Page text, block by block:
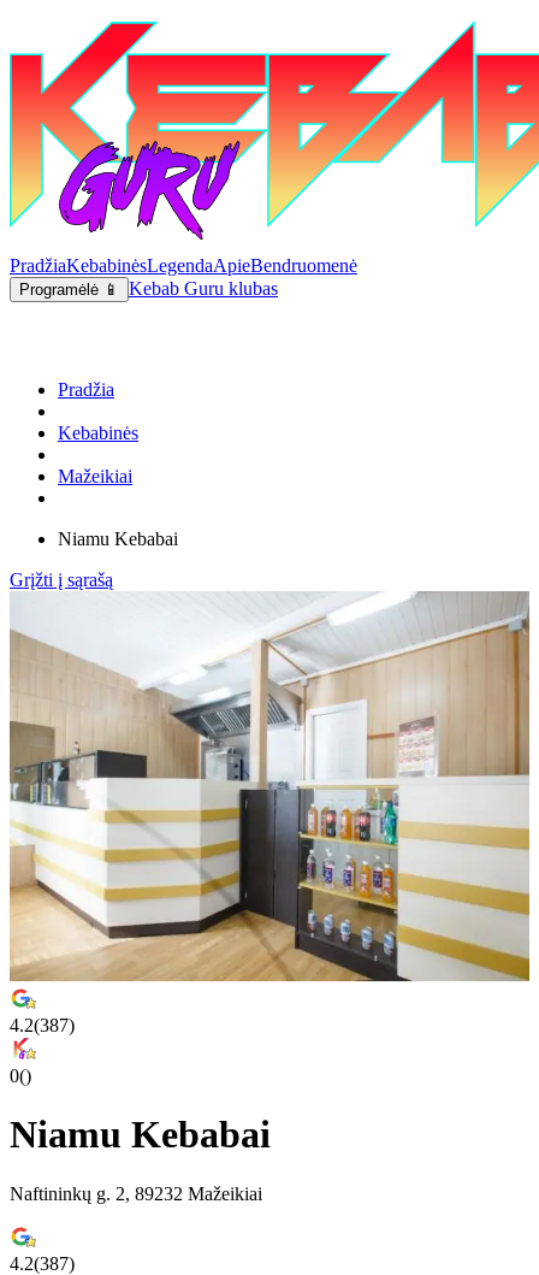
PradžiaKebabinėsLegendaApieBendruomenė
Programėlė 📱 Kebab Guru klubas
Pradžia
Kebabinės
Mažeikiai
Niamu Kebabai
Grįžti į sąrašą
4.2(387)
0()
Niamu Kebabai
Naftininkų g. 2, 89232 Mažeikiai
4.2(387)